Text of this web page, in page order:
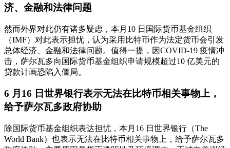
济、金融和法律问题
然而外界对此仍有诸多疑虑，本月10 日国际货币基金组织
（IMF）对此表示担忧，认为采用比特币作为法定货币会引发
总体经济、金融和法律问题。值得一提，因COVID-19 疫情冲
击，萨尔瓦多向国际货币基金组织申请规模超过10 亿美元的
贷款计画恐陷入僵局。
6 月16 日世界银行表示无法在比特币相关事物上，
给予萨尔瓦多政府协助
除国际货币基金组织表达担忧，本月16 日世界银行（The
World Bank）也表示无法在比特币相关事物上，给予萨尔瓦多